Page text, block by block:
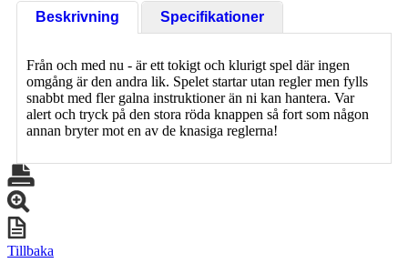
Beskrivning
Specifikationer
Från och med nu - är ett tokigt och klurigt spel där ingen
omgång är den andra lik. Spelet startar utan regler men fylls
snabbt med fler galna instruktioner än ni kan hantera. Var
alert och tryck på den stora röda knappen så fort som någon
annan bryter mot en av de knasiga reglerna!
Tillbaka